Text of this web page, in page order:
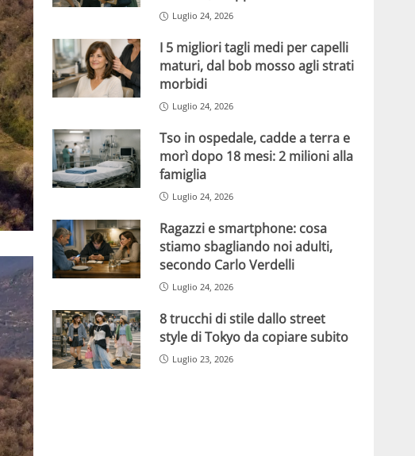
Luglio 24, 2026
I 5 migliori tagli medi per capelli
maturi, dal bob mosso agli strati
morbidi
Luglio 24, 2026
Tso in ospedale, cadde a terra e
morì dopo 18 mesi: 2 milioni alla
famiglia
Luglio 24, 2026
Ragazzi e smartphone: cosa
stiamo sbagliando noi adulti,
secondo Carlo Verdelli
Luglio 24, 2026
8 trucchi di stile dallo street
style di Tokyo da copiare subito
Luglio 23, 2026